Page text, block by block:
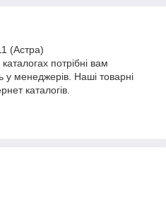
(Астра)
потрібні вам
у менеджерів. Наші товарні
каталогів.